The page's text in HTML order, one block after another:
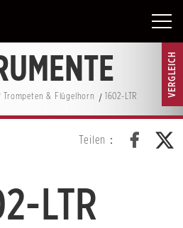
Trompeten & Flügelhorn 1602-LTR
Teilen：
LTR
VERGLEICH